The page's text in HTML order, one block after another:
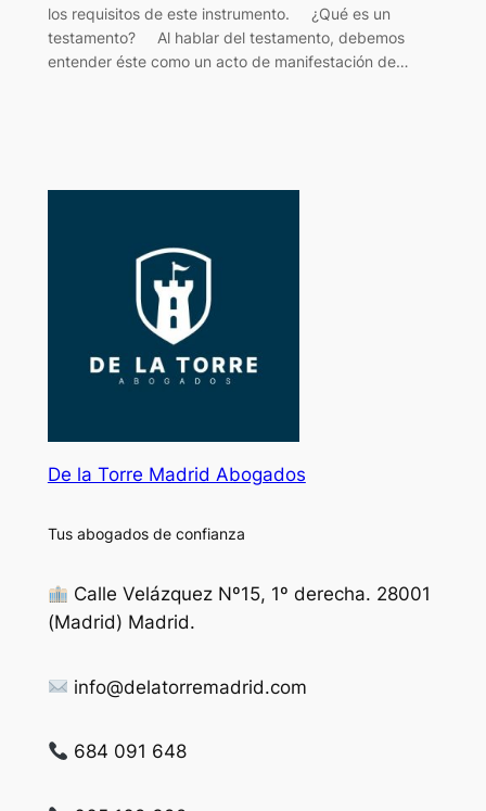
los requisitos de este instrumento. ¿Qué es un
testamento? Al hablar del testamento, debemos
entender éste como un acto de manifestación de…
De la Torre Madrid Abogados
Tus abogados de confianza
Calle Velázquez Nº15, 1º derecha. 28001
(Madrid) Madrid.
info@delatorremadrid.com
684 091 648